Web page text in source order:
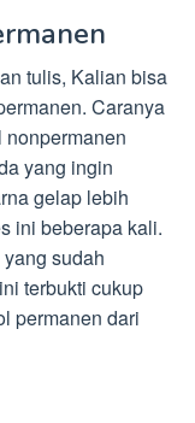
tulis, Kalian bisa
Caranya
yang ingin
gelap lebih
ini beberapa kali.
sudah
terbukti cukup
permanen dari